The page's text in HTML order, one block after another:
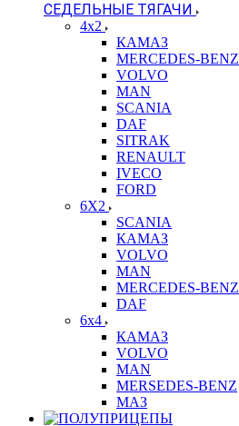
СЕДЕЛЬНЫЕ ТЯГАЧИ
4x2
КАМАЗ
MERCEDES-BENZ
VOLVO
MAN
SCANIA
DAF
SITRAK
RENAULT
IVECO
FORD
6X2
SCANIA
КАМАЗ
VOLVO
MAN
MERCEDES-BENZ
DAF
6x4
КАМАЗ
VOLVO
MAN
MERSEDES-BENZ
МАЗ